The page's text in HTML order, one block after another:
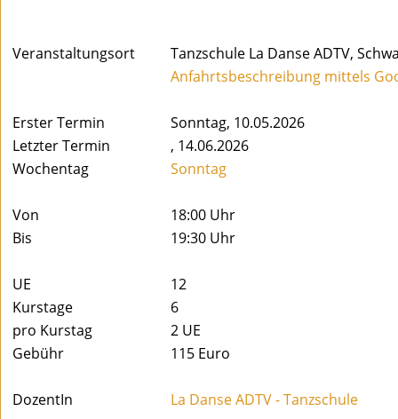
Veranstaltungsort
Tanzschule La Danse ADTV,
Anfahrtsbeschreibung mittels
Erster Termin
Sonntag, 10.05.2026
Letzter Termin
, 14.06.2026
Wochentag
Sonntag
Von
18:00 Uhr
Bis
19:30 Uhr
UE
12
Kurstage
6
pro Kurstag
2 UE
Gebühr
115 Euro
DozentIn La Danse ADTV - Tanzschule